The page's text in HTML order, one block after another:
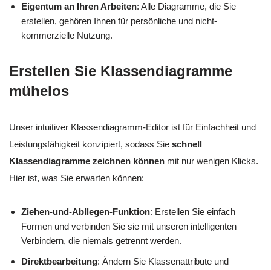
Eigentum an Ihren Arbeiten: Alle Diagramme, die Sie
erstellen, gehören Ihnen für persönliche und nicht-
kommerzielle Nutzung.
Erstellen Sie Klassendiagramme
mühelos
Unser intuitiver Klassendiagramm-Editor ist für Einfachheit und
Leistungsfähigkeit konzipiert, sodass Sie schnell
Klassendiagramme zeichnen können mit nur wenigen Klicks.
Hier ist, was Sie erwarten können:
Ziehen-und-Abllegen-Funktion: Erstellen Sie einfach
Formen und verbinden Sie sie mit unseren intelligenten
Verbindern, die niemals getrennt werden.
Direktbearbeitung: Ändern Sie Klassenattribute und